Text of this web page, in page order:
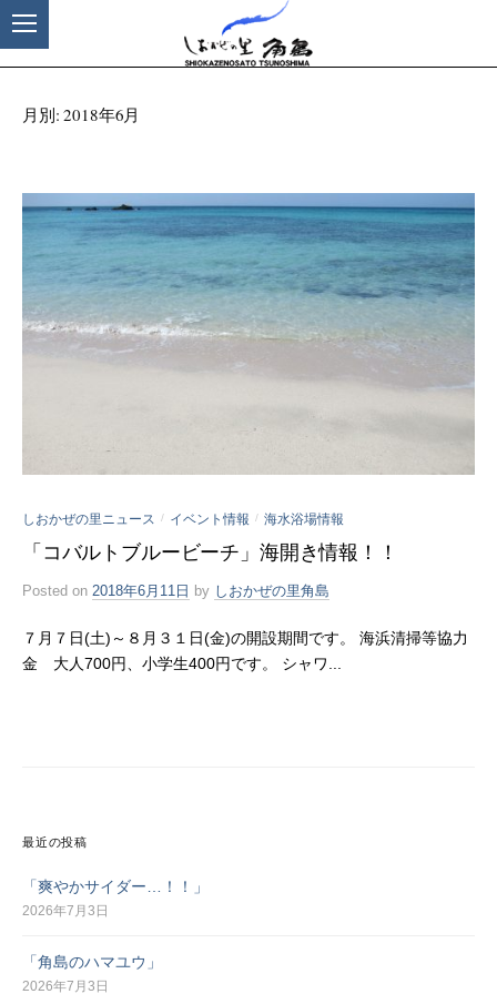
コ
ン
ス
キ
月別: 2018年6月
しおかぜの里ニュース / イベント情報 / 海水浴場情報
「コバルトブルービーチ」海開き情報！！
Posted on 2018年6月11日 by しおかぜの里角島
７月７日(土)～８月３１日(金)の開設期間です。 海浜清掃等協力
金 大人700円、小学生400円です。 シャワ...
最近の投稿
「爽やかサイダー…！！」
2026年7月3日
「角島のハマユウ」
2026年7月3日